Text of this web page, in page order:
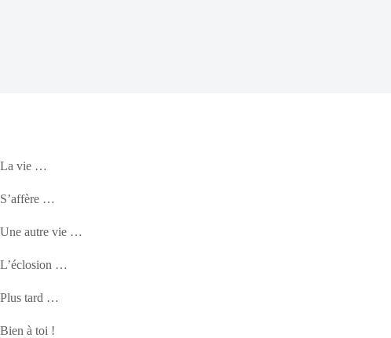
La vie …
S’affère …
Une autre vie …
L’éclosion …
Plus tard …
Bien à toi !